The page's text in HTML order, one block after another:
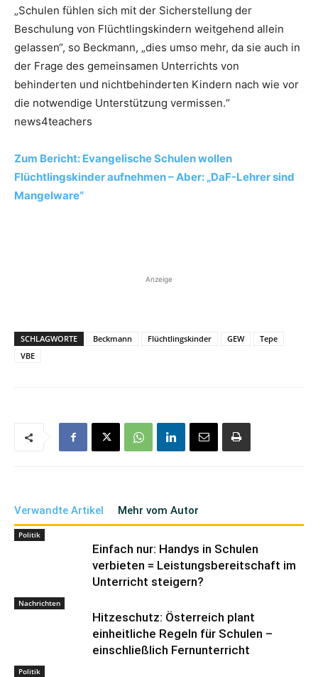
„Schulen fühlen sich mit der Sicherstellung der
Beschulung von Flüchtlingskindern weitgehend allein
gelassen“, so Beckmann, „dies umso mehr, da sie auch in
der Frage des gemeinsamen Unterrichts von
behinderten und nichtbehinderten Kindern nach wie vor
die notwendige Unterstützung vermissen.“
news4teachers
Zum Bericht: Evangelische Schulen wollen
Flüchtlingskinder aufnehmen – Aber: „DaF-Lehrer sind
Mangelware“
Anzeige
SCHLAGWORTE Beckmann Flüchtlingskinder GEW
Tepe
VBE
Verwandte Artikel Mehr vom Autor
Politik
Einfach nur: Handys in Schulen
verbieten = Leistungsbereitschaft im
Unterricht steigern?
Nachrichten
Hitzeschutz: Österreich plant
einheitliche Regeln für Schulen –
einschließlich Fernunterricht
Politik